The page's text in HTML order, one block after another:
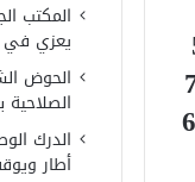
المكتب
يعزي في
الحوض
الدرك
أطار ويوقف 13